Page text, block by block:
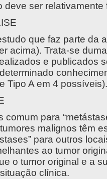
deve ser relativamente
que faz parte da
acima). Trata-se
e publicados
Tipo A em 4 possíveis).
comum para
malignos têm
para outros
ao tumor
o tumor original e a
clínica.